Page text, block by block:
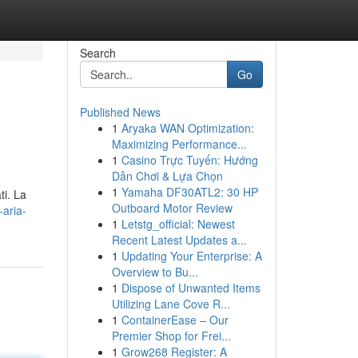
La
Search
Go
Published News
1 Aryaka WAN Optimization:
Maximizing Performance...
1 Casino Trực Tuyến: Hướng
Dẫn Chơi & Lựa Chọn
1 Yamaha DF30ATL2: 30 HP
Outboard Motor Review
1 Letstg_official: Newest
Recent Latest Updates a...
1 Updating Your Enterprise: A
Overview to Bu...
1 Dispose of Unwanted Items
Utilizing Lane Cove R...
1 ContainerEase – Our
Premier Shop for Frei...
1 Grow268 Register: A